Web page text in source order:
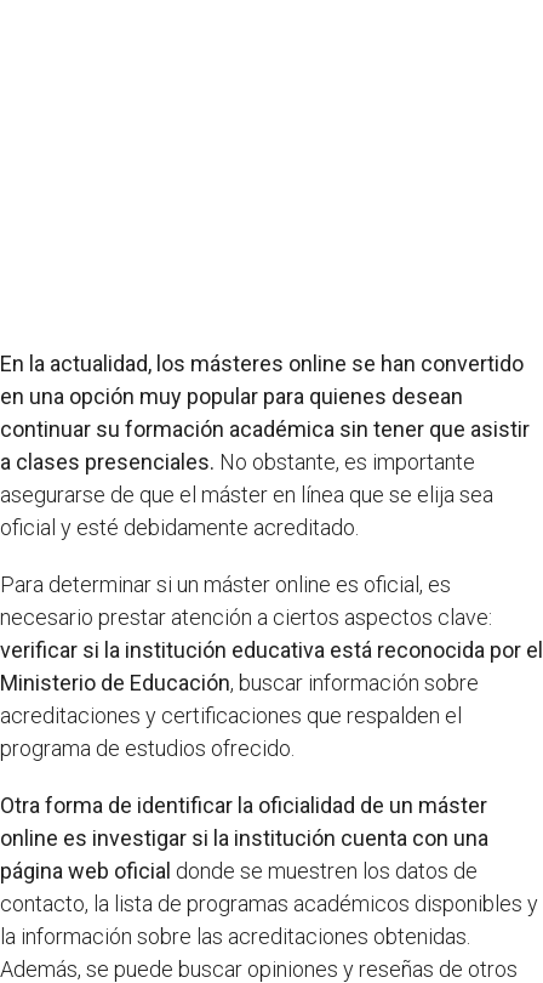
En la actualidad, los másteres online se han convertido
en una opción muy popular para quienes desean
continuar su formación académica sin tener que asistir
a clases presenciales. No obstante, es importante
asegurarse de que el máster en línea que se elija sea
oficial y esté debidamente acreditado.
Para determinar si un máster online es oficial, es
necesario prestar atención a ciertos aspectos clave:
verificar si la institución educativa está reconocida por el
Ministerio de Educación, buscar información sobre
acreditaciones y certificaciones que respalden el
programa de estudios ofrecido.
Otra forma de identificar la oficialidad de un máster
online es investigar si la institución cuenta con una
página web oficial donde se muestren los datos de
contacto, la lista de programas académicos disponibles y
la información sobre las acreditaciones obtenidas.
Además, se puede buscar opiniones y reseñas de otros